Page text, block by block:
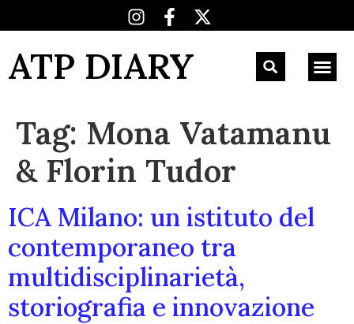
ATP DIARY
Tag: Mona Vatamanu
& Florin Tudor
ICA Milano: un istituto del
contemporaneo tra
multidisciplinarietà,
storiografia e innovazione